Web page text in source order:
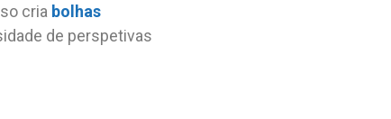
cria bolhas
de perspetivas